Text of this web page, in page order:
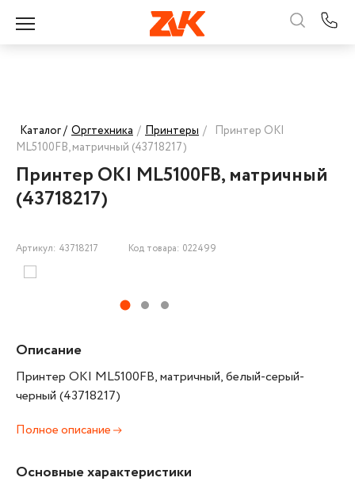
Каталог / Оргтехника / Принтеры / Принтер OKI
ML5100FB, матричный (43718217)
Принтер OKI ML5100FB, матричный
(43718217)
Артикул: 43718217 Код товара: 022499
Описание
Принтер OKI ML5100FB, матричный, белый-серый-
черный (43718217)
Полное описание
Основные характеристики